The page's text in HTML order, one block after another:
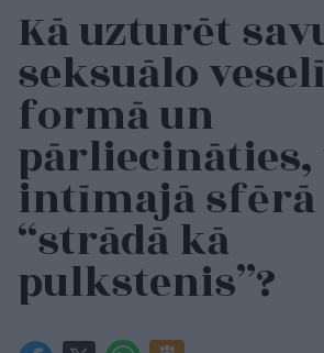
Kā uzturēt
seksuālo
formā un
pārliecināties,
intīmajā sfērā
“strādā kā
pulkstenis”?